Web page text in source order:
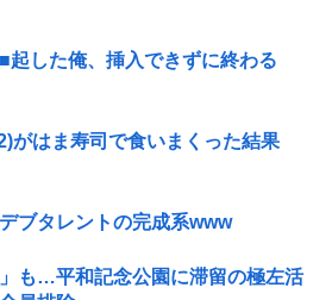
起した俺、挿入できずに終わる
がはま寿司で食いまくった結果
ブタレントの完成系www
」も…平和記念公園に滞留の極左活